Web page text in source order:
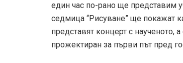
един час по-рано ще представим
седмица “Рисуване” ще покажат
представят концерт с
прожектиран за първи път пред